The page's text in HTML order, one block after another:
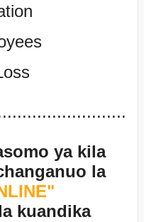
ya kila
la
kuandika